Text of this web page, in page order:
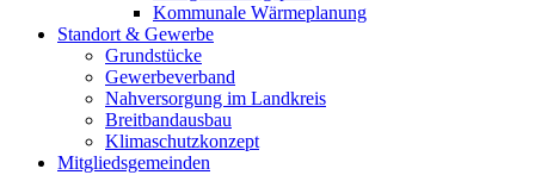
Kommunale Wärmeplanung
Standort & Gewerbe
Grundstücke
Gewerbeverband
Nahversorgung im Landkreis
Breitbandausbau
Klimaschutzkonzept
Mitgliedsgemeinden